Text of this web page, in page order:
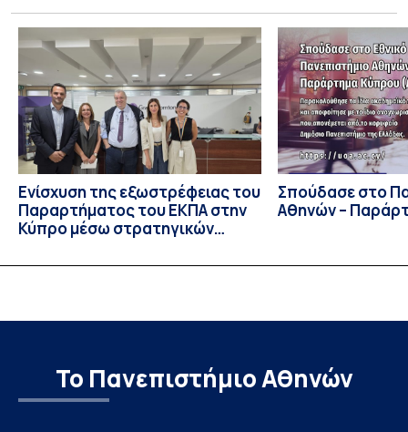
Ιουλίου στο Blagoevgrad της Βουλγαρίας. Σε αυτόν
συμμετείχαν 447 φοιτητές εκπροσωπώντας 135
πανεπιστήμια από 46 χώρες. Από την Ελλάδα, συμμετείχαν
επίσης το Εθνικό Μετσόβιο Πολυτεχνείο, το Αριστοτέλειο
Πανεπιστήμιο […]
Ενίσχυση της εξωστρέφειας του
Παραρτήματος του ΕΚΠΑ στην
Κύπρο μέσω στρατηγικών
Σπούδασε στο
Αθηνών –
Το Πανεπιστήμιο Αθηνών